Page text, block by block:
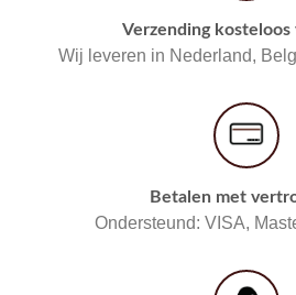
Verzending kosteloos
Wij leveren in Nederland,
Betalen met
Ondersteund: VISA,